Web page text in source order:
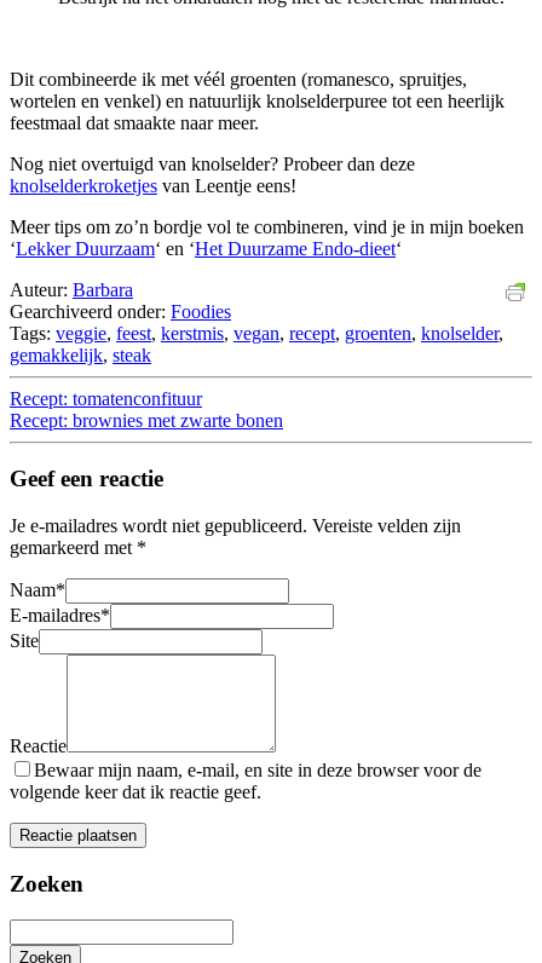
Dit combineerde ik met véél groenten (romanesco, spruitjes,
wortelen en venkel) en natuurlijk knolselderpuree tot een heerlijk
feestmaal dat smaakte naar meer.
Nog niet overtuigd van knolselder? Probeer dan deze
knolselderkroketjes van Leentje eens!
Meer tips om zo’n bordje vol te combineren, vind je in mijn boeken
‘Lekker Duurzaam‘ en ‘Het Duurzame Endo-dieet‘
Auteur: Barbara
Gearchiveerd onder: Foodies
Tags: veggie, feest, kerstmis, vegan, recept, groenten, knolselder,
gemakkelijk, steak
Recept: tomatenconfituur
Recept: brownies met zwarte bonen
Geef een reactie
Je e-mailadres wordt niet gepubliceerd. Vereiste velden zijn
gemarkeerd met *
Naam*
E-mailadres*
Site
Reactie
Bewaar mijn naam, e-mail, en site in deze browser voor de
volgende keer dat ik reactie geef.
Zoeken
Zoeken